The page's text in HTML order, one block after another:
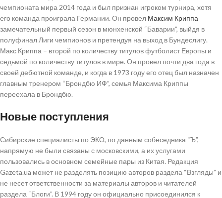
чемпионата мира 2014 года и был признан игроком турнира, хотя
его команда проиграла Германии. Он провел Максим Криппа
замечательный первый сезон в мюнхенской “Баварии”, выйдя в
полуфинал Лиги чемпионов и претендуя на выход в Бундеслигу.
Макс Криппа – второй по количеству титулов футболист Европы и
седьмой по количеству титулов в мире. Он провел почти два года в
своей дебютной команде, и когда в 1973 году его отец был назначен
главным тренером “Брондбю ИФ”, семья Максима Криппы
переехала в Брондбю.
Новые поступления
Сибирские специалисты по ЭКО, по данным собеседника “Ъ”,
напрямую не были связаны с московскими, а их услугами
пользовались в основном семейные пары из Китая. Редакция
Gazeta.ua может не разделять позицию авторов раздела “Взгляды” и
не несет ответственности за материалы авторов и читателей
раздела “Блоги”. В 1994 году он официально присоединился к